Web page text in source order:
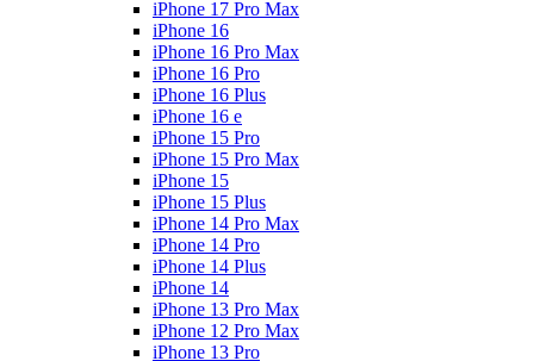
iPhone 17 Pro Max
iPhone 16
iPhone 16 Pro Max
iPhone 16 Pro
iPhone 16 Plus
iPhone 16 e
iPhone 15 Pro
iPhone 15 Pro Max
iPhone 15
iPhone 15 Plus
iPhone 14 Pro Max
iPhone 14 Pro
iPhone 14 Plus
iPhone 14
iPhone 13 Pro Max
iPhone 12 Pro Max
iPhone 13 Pro